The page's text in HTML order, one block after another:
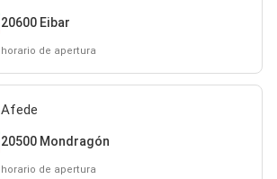
20600 Eibar
horario de apertura
Afede
20500 Mondragón
horario de apertura